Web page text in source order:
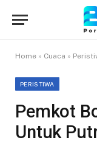
Home » Cuaca »
PERISTIWA
Pemkot
Untuk